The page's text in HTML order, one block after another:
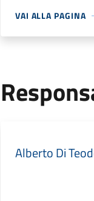
VAI ALLA PAGINA
Alberto Di